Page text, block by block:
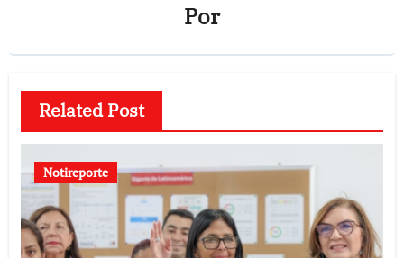
Por
Related Post
Notireporte